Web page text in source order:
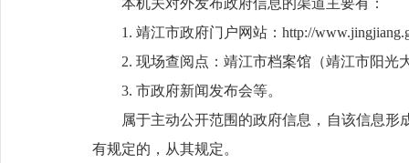
本机关对外发布政府信息的渠道主要有：
1. 靖江市政府门户网站：http://
2. 现场查阅点：靖江市档案馆（靖江市阳光
3. 市政府新闻发布会等。
属于主动公开范围的政府信息，自该信息
有规定的，从其规定。